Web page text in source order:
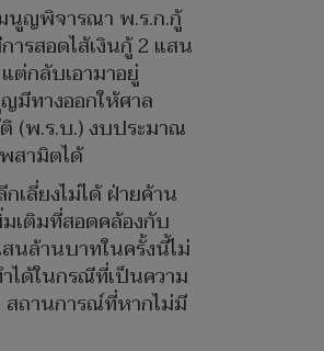
นูญพิจารณา พ.ร.ก.กู้
รสอดไส้เงินกู้ 2 แสน
ต่กลับเอามาอยู่
มีทางออกให้ศาล
(พ.ร.บ.) งบประมาณ
สามิตได้
เลี่ยงไม่ได้ ฝ่ายค้าน
เติมที่สอดคล้องกับ
นล้านบาทในครั้งนี้ไม่
ได้ในกรณีที่เป็นความ
สถานการณ์ที่หากไม่มี